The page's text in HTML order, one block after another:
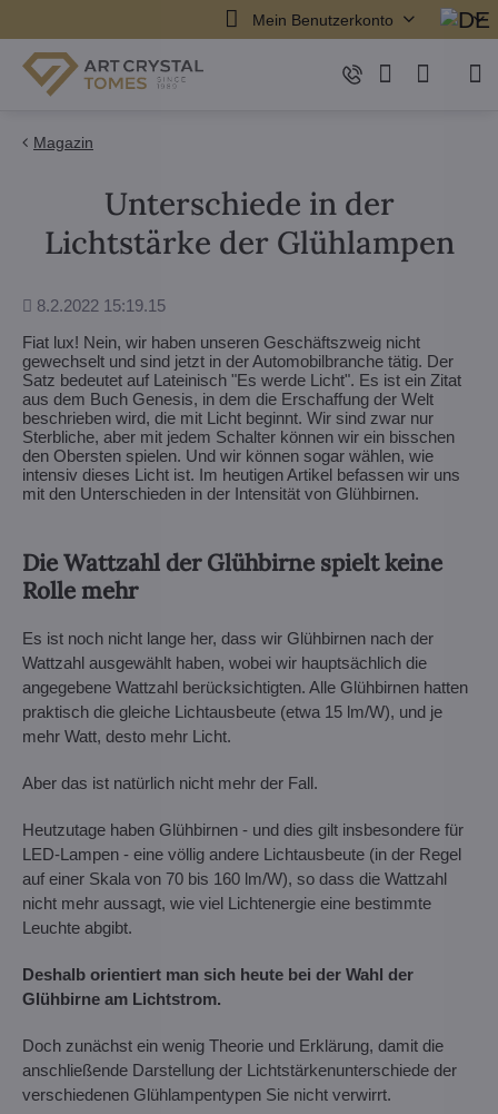
Mein Benutzerkonto
Magazin
Unterschiede in der
Lichtstärke der Glühlampen
Hinzugefügt
8.2.2022 15:19.15
Fiat lux! Nein, wir haben unseren Geschäftszweig nicht
gewechselt und sind jetzt in der Automobilbranche tätig. Der
Satz bedeutet auf Lateinisch "Es werde Licht". Es ist ein Zitat
aus dem Buch Genesis, in dem die Erschaffung der Welt
beschrieben wird, die mit Licht beginnt. Wir sind zwar nur
Sterbliche, aber mit jedem Schalter können wir ein bisschen
den Obersten spielen. Und wir können sogar wählen, wie
intensiv dieses Licht ist. Im heutigen Artikel befassen wir uns
mit den Unterschieden in der Intensität von Glühbirnen.
Die Wattzahl der Glühbirne spielt keine
Rolle mehr
Es ist noch nicht lange her, dass wir Glühbirnen nach der
Wattzahl ausgewählt haben, wobei wir hauptsächlich die
angegebene Wattzahl berücksichtigten. Alle Glühbirnen hatten
praktisch die gleiche Lichtausbeute (etwa 15 lm/W), und je
mehr Watt, desto mehr Licht.
Aber das ist natürlich nicht mehr der Fall.
Heutzutage haben Glühbirnen - und dies gilt insbesondere für
LED-Lampen - eine völlig andere Lichtausbeute (in der Regel
auf einer Skala von 70 bis 160 lm/W), so dass die Wattzahl
nicht mehr aussagt, wie viel Lichtenergie eine bestimmte
Leuchte abgibt.
Deshalb orientiert man sich heute bei der Wahl der
Glühbirne am Lichtstrom.
Doch zunächst ein wenig Theorie und Erklärung, damit die
anschließende Darstellung der Lichtstärkenunterschiede der
verschiedenen Glühlampentypen Sie nicht verwirrt.